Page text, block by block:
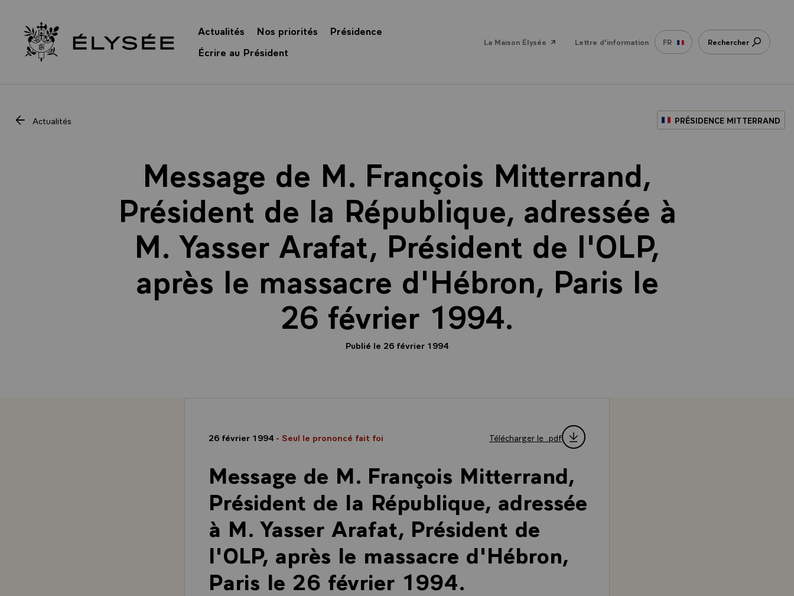
Retour à l’accueil Élysée
Actualités Nos priorités
Présidence
Écrire au Président
La Maison Élysée Lettre d'information FR Rechercher
Actualités PRÉSIDENCE MITTERRAND
Message de M. François Mitterrand,
Président de la République, adressée à
M. Yasser Arafat, Président de l'OLP,
après le massacre d'Hébron, Paris le
26 février 1994.
Publié le 26 février 1994
26 février 1994 - Seul le prononcé fait foi Télécharger le .pdf
Message de M. François Mitterrand,
Président de la République, adressée
à M. Yasser Arafat, Président de
l'OLP, après le massacre d'Hébron,
Paris le 26 février 1994.